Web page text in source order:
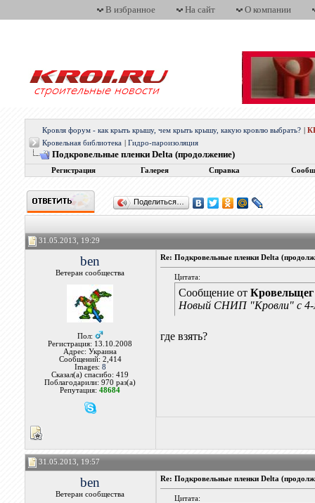
В избранное На сайт О компании
Кровля форум - как крыть крышу, чем крыть крышу, какую кровлю выбрать?
Кровельная библиотека
Гидро-пароизоляция
Подкровельные пленки Delta (продолжение)
Регистрация Галерея Справка
Поделиться…
31.05.2013, 19:29
ben
Ветеран сообщества
Пол:
Регистрация: 13.10.2008
Адрес: Украина
Сообщений: 2,414
Images: 8
Сказал(а) спасибо: 419
Поблагодарили: 970 раз(а)
Репутация:48684
Re: Подкровельные пленки Delta
Цитата:
Сообщение от Кровельщег
Новый СНИП "Кровли" с 4-
где взять?
31.05.2013, 19:57
ben
Ветеран сообщества
Re: Подкровельные пленки Delta
Цитата: